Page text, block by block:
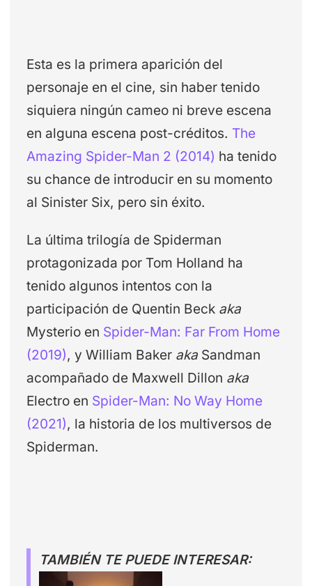
Esta es la primera aparición del
personaje en el cine, sin haber tenido
siquiera ningún cameo ni breve escena
en alguna escena post-créditos. The
Amazing Spider-Man 2 (2014) ha tenido
su chance de introducir en su momento
al Sinister Six, pero sin éxito.
La última trilogía de Spiderman
protagonizada por Tom Holland ha
tenido algunos intentos con la
participación de Quentin Beck aka
Mysterio en Spider-Man: Far From Home
(2019), y William Baker aka Sandman
acompañado de Maxwell Dillon aka
Electro en Spider-Man: No Way Home
(2021), la historia de los multiversos de
Spiderman.
TAMBIÉN TE PUEDE INTERESAR: